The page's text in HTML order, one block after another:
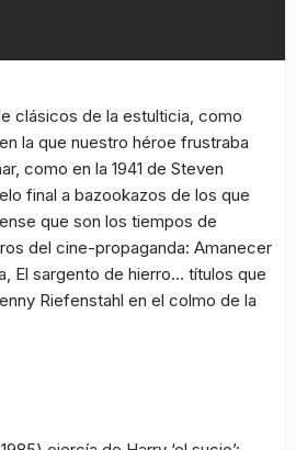
clásicos de la estulticia, como
la que nuestro héroe frustraba
como en la 1941 de Steven
final a bazookazos de los que
que son los tiempos de
del cine-propaganda: Amanecer
El sargento de hierro… títulos que
Riefenstahl en el colmo de la